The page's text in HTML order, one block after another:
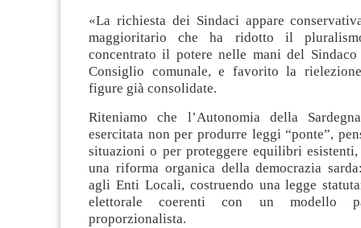
«La richiesta dei Sindaci appare
maggioritario che ha ridotto il
concentrato il potere nelle mani del
Consiglio comunale, e favorito la
figure già consolidate.
Riteniamo che l’Autonomia della
esercitata non per produrre leggi “ponte”,
situazioni o per proteggere equilibri
una riforma organica della democrazia
agli Enti Locali, costruendo una legge
elettorale coerenti con un modello
proporzionalista.